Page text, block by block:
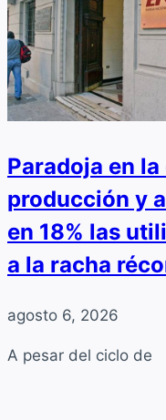
Paradoja en
producción y
en 18% las
a la racha
agosto 6, 2026
A pesar del ciclo de